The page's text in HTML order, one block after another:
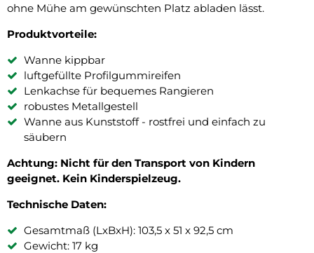
ohne Mühe am gewünschten Platz abladen lässt.
Produktvorteile:
Wanne kippbar
luftgefüllte Profilgummireifen
Lenkachse für bequemes Rangieren
robustes Metallgestell
Wanne aus Kunststoff - rostfrei und einfach zu
säubern
Achtung: Nicht für den Transport von Kindern
geeignet. Kein Kinderspielzeug.
Technische Daten:
Gesamtmaß (LxBxH): 103,5 x 51 x 92,5 cm
Gewicht: 17 kg